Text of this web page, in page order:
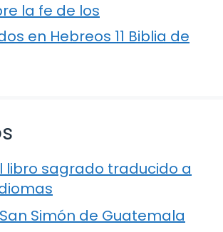
la fe de los
en Hebreos 11 Biblia de
libro sagrado traducido a
Simón de Guatemala